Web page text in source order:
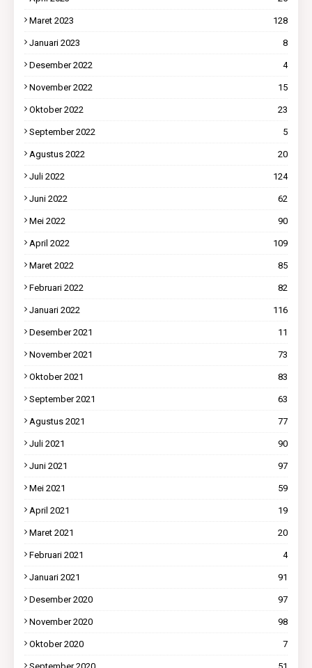
Maret 2023 128
Januari 2023 8
Desember 2022 4
November 2022 15
Oktober 2022 23
September 2022 5
Agustus 2022 20
Juli 2022 124
Juni 2022 62
Mei 2022 90
April 2022 109
Maret 2022 85
Februari 2022 82
Januari 2022 116
Desember 2021 11
November 2021 73
Oktober 2021 83
September 2021 63
Agustus 2021 77
Juli 2021 90
Juni 2021 97
Mei 2021 59
April 2021 19
Maret 2021 20
Februari 2021 4
Januari 2021 91
Desember 2020 97
November 2020 98
Oktober 2020 7